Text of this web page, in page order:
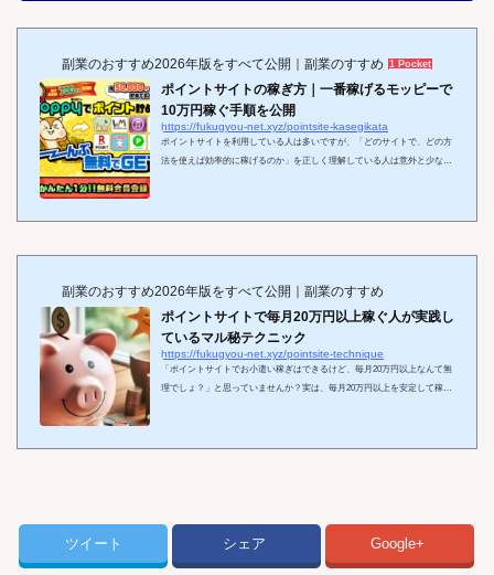
副業のおすすめ2026年版をすべて公開｜副業のすすめ 1 Pocket
ポイントサイトの稼ぎ方｜一番稼げるモッピーで
10万円稼ぐ手順を公開
https://fukugyou-net.xyz/pointsite-kasegikata
ポイントサイトを利用している人は多いですが、「どのサイトで、どの方
法を使えば効率的に稼げるのか」を正しく理解している人は意外と少ない
ップクラスの高還元率と案件数を誇り、条件次第では登録したその日から
副業のおすすめ2026年版をすべて公開｜副業のすすめ
ポイントサイトで毎月20万円以上稼ぐ人が実践し
ているマル秘テクニック
https://fukugyou-net.xyz/pointsite-technique
「ポイントサイトでお小遣い稼ぎはできるけど、毎月20万円以上なんて無
理でしょ？」と思っていませんか？実は、毎月20万円以上を安定して稼ぐ
ツイート シェア Google+